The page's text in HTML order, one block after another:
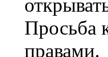
Просьба
правами.